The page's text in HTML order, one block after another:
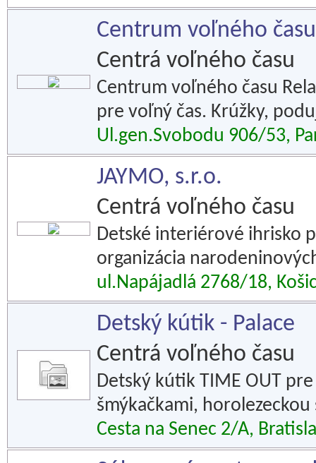
Centrum voľného
Centrá voľného času
Centrum voľného času
pre voľný čas. Krúžky,
Ul.gen.Svobodu 906/53,
JAYMO, s.r.o.
Centrá voľného času
Detské interiérové ihrisko
organizácia
ul.Napájadlá 2768/18,
Detský kútik - Palace
Centrá voľného času
Detský kútik TIME OUT
šmýkačkami,
Cesta na Senec 2/A,